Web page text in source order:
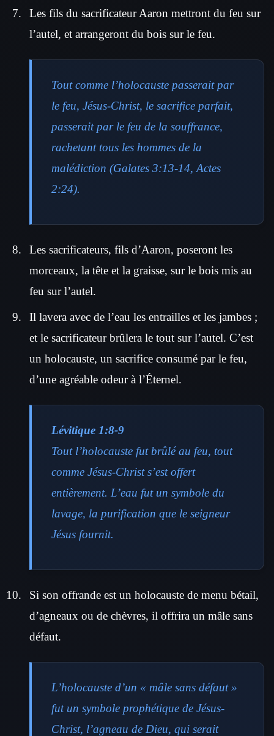
Les fils du sacrificateur Aaron mettront du feu sur
l’autel, et arrangeront du bois sur le feu.
Tout comme l’holocauste passerait par
le feu, Jésus-Christ, le sacrifice parfait,
passerait par le feu de la souffrance,
rachetant tous les hommes de la
malédiction (Galates 3:13-14, Actes
2:24).
Les sacrificateurs, fils d’Aaron, poseront les
morceaux, la tête et la graisse, sur le bois mis au
feu sur l’autel.
Il lavera avec de l’eau les entrailles et les jambes ;
et le sacrificateur brûlera le tout sur l’autel. C’est
un holocauste, un sacrifice consumé par le feu,
d’une agréable odeur à l’Éternel.
Lévitique 1:8-9
Tout l’holocauste fut brûlé au feu, tout
comme Jésus-Christ s’est offert
entièrement. L’eau fut un symbole du
lavage, la purification que le seigneur
Jésus fournit.
Si son offrande est un holocauste de menu bétail,
d’agneaux ou de chèvres, il offrira un mâle sans
défaut.
L’holocauste d’un « mâle sans défaut »
fut un symbole prophétique de Jésus-
Christ, l’agneau de Dieu, qui serait